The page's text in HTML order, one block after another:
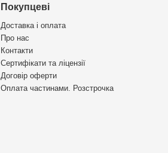
Покупцеві
Доставка і оплата
Про нас
Контакти
Сертифікати та ліцензії
Договір оферти
Оплата частинами. Розстрочка